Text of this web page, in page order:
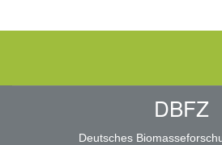
DBFZ
Deutsches